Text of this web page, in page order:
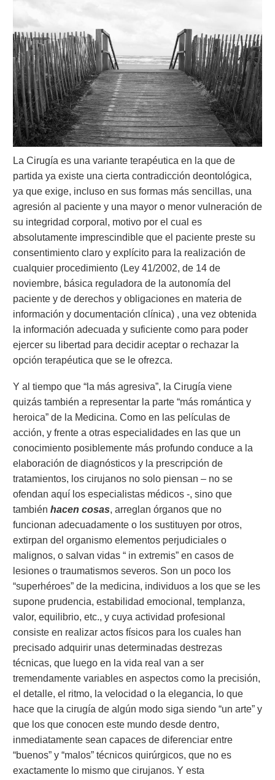
La Cirugía es una variante terapéutica en la que de
partida ya existe una cierta contradicción deontológica,
ya que exige, incluso en sus formas más sencillas, una
agresión al paciente y una mayor o menor vulneración de
su integridad corporal, motivo por el cual es
absolutamente imprescindible que el paciente preste su
consentimiento claro y explícito para la realización de
cualquier procedimiento (Ley 41/2002, de 14 de
noviembre, básica reguladora de la autonomía del
paciente y de derechos y obligaciones en materia de
información y documentación clínica) , una vez obtenida
la información adecuada y suficiente como para poder
ejercer su libertad para decidir aceptar o rechazar la
opción terapéutica que se le ofrezca.
Y al tiempo que “la más agresiva”, la Cirugía viene
quizás también a representar la parte “más romántica y
heroica” de la Medicina. Como en las películas de
acción, y frente a otras especialidades en las que un
conocimiento posiblemente más profundo conduce a la
elaboración de diagnósticos y la prescripción de
tratamientos, los cirujanos no solo piensan – no se
ofendan aquí los especialistas médicos -, sino que
también hacen cosas, arreglan órganos que no
funcionan adecuadamente o los sustituyen por otros,
extirpan del organismo elementos perjudiciales o
malignos, o salvan vidas “ in extremis” en casos de
lesiones o traumatismos severos. Son un poco los
“superhéroes” de la medicina, individuos a los que se les
supone prudencia, estabilidad emocional, templanza,
valor, equilibrio, etc., y cuya actividad profesional
consiste en realizar actos físicos para los cuales han
precisado adquirir unas determinadas destrezas
técnicas, que luego en la vida real van a ser
tremendamente variables en aspectos como la precisión,
el detalle, el ritmo, la velocidad o la elegancia, lo que
hace que la cirugía de algún modo siga siendo “un arte” y
que los que conocen este mundo desde dentro,
inmediatamente sean capaces de diferenciar entre
“buenos” y “malos” técnicos quirúrgicos, que no es
exactamente lo mismo que cirujanos. Y esta